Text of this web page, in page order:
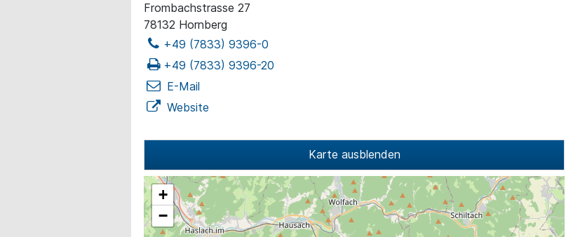
Frombachstrasse 27
78132 Hornberg
+49 (7833) 9396-0
+49 (7833) 9396-20
E-Mail
Website
Karte ausblenden
+
−